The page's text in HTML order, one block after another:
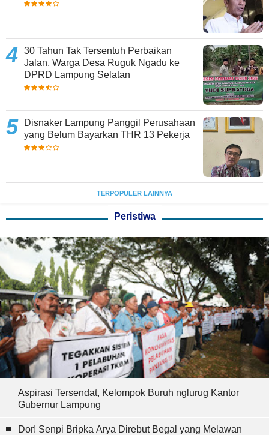
30 Tahun Tak Tersentuh Perbaikan
Jalan, Warga Desa Ruguk Ngadu ke
DPRD Lampung Selatan
Disnaker Lampung Panggil Perusahaan
yang Belum Bayarkan THR 13 Pekerja
TERPOPULER LAINNYA
Peristiwa
Aspirasi Tersendat, Kelompok Buruh nglurug Kantor
Gubernur Lampung
Dor! Senpi Bripka Arya Direbut Begal yang Melawan